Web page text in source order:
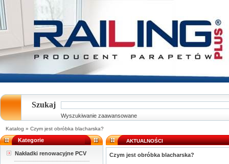
Szukaj
Wyszukiwanie zaawansowane
Katalog » Czym jest obróbka blacharska?
Kategorie
Nakładki renowacyjne PCV
AKTUALNOŚCI
Czym jest obróbka blacharska?